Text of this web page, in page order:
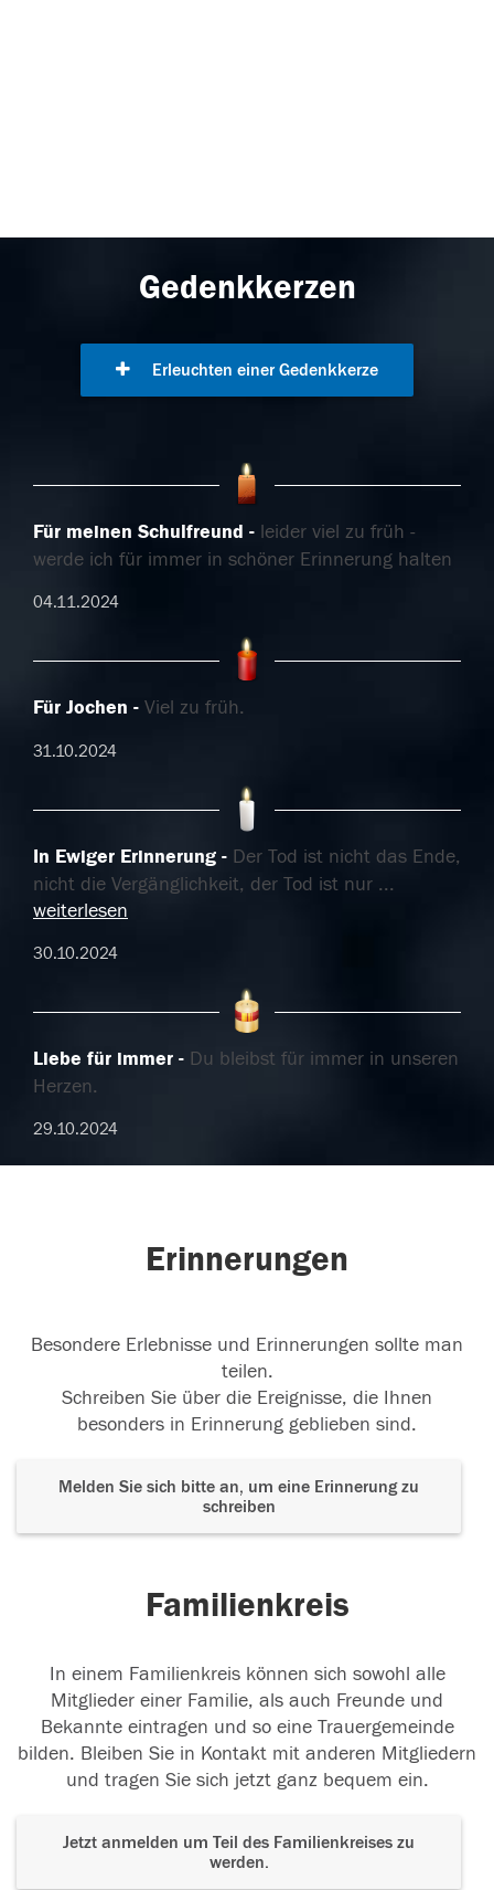
Gedenkkerzen
Erleuchten einer Gedenkkerze
Für meinen Schulfreund
leider viel zu früh -
werde ich für immer in schöner Erinnerung halten
04.11.2024
Für Jochen Viel zu früh.
31.10.2024
In Ewiger Erinnerung
Der Tod ist nicht das Ende,
nicht die Vergänglichkeit, der Tod ist nur ...
weiterlesen
30.10.2024
Liebe für immer
Du bleibst für immer in unseren
Herzen.
29.10.2024
Erinnerungen
Besondere Erlebnisse und Erinnerungen sollte man
teilen.
Schreiben Sie über die Ereignisse, die Ihnen
besonders in Erinnerung geblieben sind.
Melden Sie sich bitte an, um eine Erinnerung zu
schreiben
Familienkreis
In einem Familienkreis können sich sowohl alle
Mitglieder einer Familie, als auch Freunde und
Bekannte eintragen und so eine Trauergemeinde
bilden. Bleiben Sie in Kontakt mit anderen Mitgliedern
und tragen Sie sich jetzt ganz bequem ein.
Jetzt anmelden um Teil des Familienkreises zu
werden.